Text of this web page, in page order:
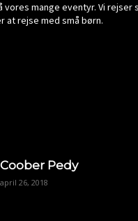
vores mange eventyr. Vi
at rejse med små børn.
Coober Pedy
april 26, 2018